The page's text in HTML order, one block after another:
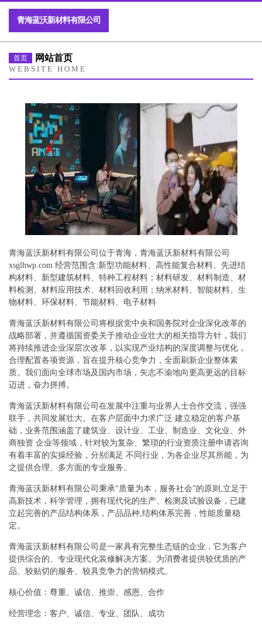
青海蓝沃新材料有限公司
首页 网站首页
WEBSITE HOME
青海蓝沃新材料有限公司位于青海，青海蓝沃新材料有限公司
xsglhwp.com 经营范围含:新型功能材料、高性能复合材料、先进结
构材料、新型建筑材料、特种工程材料；材料研发、材料制造、材
料检测、材料应用技术、材料回收利用；纳米材料、智能材料、生
物材料、环保材料、节能材料、电子材料
青海蓝沃新材料有限公司将根据党中央和国务院对企业深化改革的
战略部署，并遵循国资委关于推动企业壮大的相关指导方针，我们
将持续推进企业深层次改革，以实现产业结构的深度调整与优化，
合理配置各项资源，旨在提升核心竞争力，全面刷新企业整体素
质。我们面向全球市场及国内市场，矢志不渝地向更高更远的目标
迈进，奋力拼搏。
青海蓝沃新材料有限公司在发展中注重与业界人士合作交流，强强
联手，共同发展壮大。在客户层面中力求广泛 建立稳定的客户基
础，业务范围涵盖了建筑业、设计业、工业、制造业、文化业、外
商独资 企业等领域，针对较为复杂、繁琐的行业资质注册申请咨询
有着丰富的实操经验，分别满足 不同行业，为各企业尽其所能，为
之提供合理、多方面的专业服务。
青海蓝沃新材料有限公司秉承“质量为本，服务社会”的原则,立足于
高新技术，科学管理，拥有现代化的生产、检测及试验设备，已建
立起完善的产品结构体系，产品品种,结构体系完善，性能质量稳
定。
青海蓝沃新材料有限公司是一家具有完整生态链的企业，它为客户
提供综合的、专业现代化装修解决方案。为消费者提供较优质的产
品、较贴切的服务、较具竞争力的营销模式。
核心价值：尊重、诚信、推崇、感恩、合作
经营理念：客户、诚信、专业、团队、成功